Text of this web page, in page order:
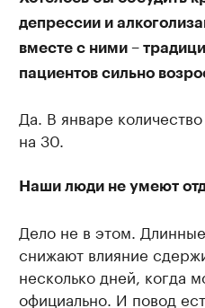
депрессии и
вместе с ними –
пациентов сильно
Да. В январе
на 30.
Наши люди не умеют
Дело не в этом.
снижают влияние
несколько дней, когда
официально. И повод